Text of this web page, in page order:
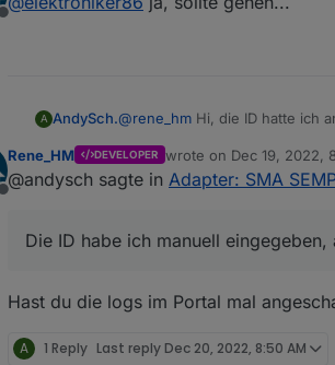
Offline
A AndySch.@rene_hm Hi, die ID hatte ich
write to csv
Time":-1,"MinEnergy":-
Aber selbst mit Neustart sehe
Offline
Rene_HM DEVELOPER wrote on Dec 19, 2022,
last edited by
@andysch sagte in Adapter: SMA
Die ID habe ich manuell
Hast du die logs im Portal mal
A 1 Reply Last reply Dec 20, 2022, 8:50 AM